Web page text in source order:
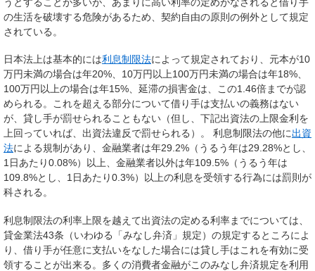
の生活を破壊する危険があるため、契約自由の原則の例外として規定
されている。
日本法上は基本的には利息制限法によって規定されており、元本が10
万円未満の場合は年20%、10万円以上100万円未満の場合は年18%、
100万円以上の場合は年15%、延滞の損害金は、この1.46倍までが認
められる。これを超える部分について借り手は支払いの義務はない
が、貸し手が罰せられることもない（但し、下記出資法の上限金利を
上回っていれば、出資法違反で罰せられる）。 利息制限法の他に出資
法による規制があり、金融業者は年29.2%（うるう年は29.28%とし、
1日あたり0.08%）以上、金融業者以外は年109.5%（うるう年は
109.8%とし、1日あたり0.3%）以上の利息を受領する行為には罰則が
科される。
利息制限法の利率上限を越えて出資法の定める利率までについては、
貸金業法43条（いわゆる「みなし弁済」規定）の規定するところによ
り、借り手が任意に支払いをなした場合には貸し手はこれを有効に受
領することが出来る。多くの消費者金融がこのみなし弁済規定を利用